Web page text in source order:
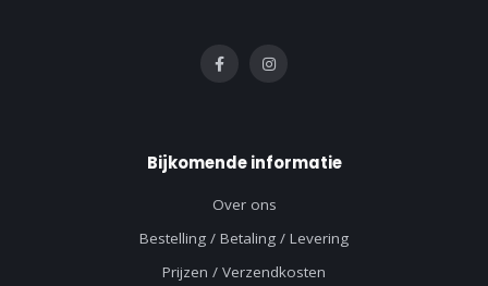
Bijkomende informatie
Over ons
Bestelling / Betaling / Levering
Prijzen / Verzendkosten